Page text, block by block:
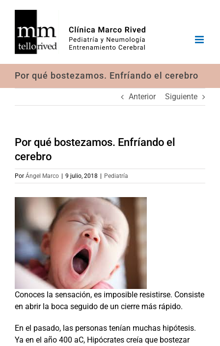
contenido
Por qué bostezamos. Enfríando el cerebro
Anterior Siguiente
Por qué bostezamos. Enfríando el
cerebro
Por Ángel Marco 9 julio, 2018 Pediatría
Conoces la sensación, es imposible resistirse. Consiste
en abrir la boca seguido de un cierre más rápido.
En el pasado, las personas tenían muchas hipótesis.
Ya en el año 400 aC, Hipócrates creía que bostezar